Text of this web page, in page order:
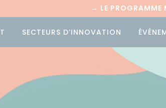
→ LE PROGRAMME
SECTEURS D’INNOVATION